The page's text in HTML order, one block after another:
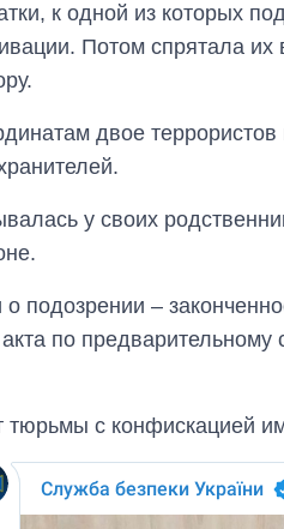
к одной из которых
Потом спрятала
двое
у своих
подозрении –
по
тюрьмы с конфискацией